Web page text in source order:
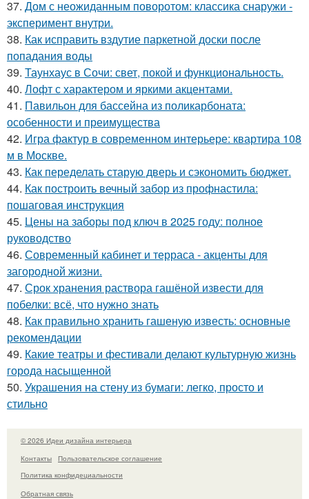
37. Дом с неожиданным поворотом: классика снаружи -
эксперимент внутри.
38. Как исправить вздутие паркетной доски после
попадания воды
39. Таунхаус в Сочи: свет, покой и функциональность.
40. Лофт с характером и яркими акцентами.
41. Павильон для бассейна из поликарбоната:
особенности и преимущества
42. Игра фактур в современном интерьере: квартира 108
м в Москве.
43. Как переделать старую дверь и сэкономить бюджет.
44. Как построить вечный забор из профнастила:
пошаговая инструкция
45. Цены на заборы под ключ в 2025 году: полное
руководство
46. Современный кабинет и терраса - акценты для
загородной жизни.
47. Срок хранения раствора гашёной извести для
побелки: всё, что нужно знать
48. Как правильно хранить гашеную известь: основные
рекомендации
49. Какие театры и фестивали делают культурную жизнь
города насыщенной
50. Украшения на стену из бумаги: легко, просто и
стильно
© 2026 Идеи дизайна интерьера
Контакты
Пользовательское соглашение
Политика конфидециальности
Обратная связь